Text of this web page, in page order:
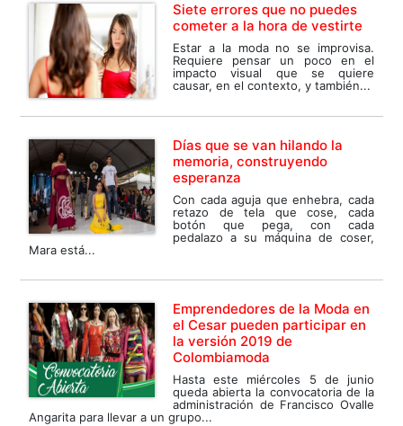
Siete errores que no puedes
cometer a la hora de vestirte
Estar a la moda no se improvisa.
Requiere pensar un poco en el
impacto visual que se quiere
causar, en el contexto, y también...
Días que se van hilando la
memoria, construyendo
esperanza
Con cada aguja que enhebra, cada
retazo de tela que cose, cada
botón que pega, con cada
pedalazo a su máquina de coser,
Mara está...
Emprendedores de la Moda en
el Cesar pueden participar en
la versión 2019 de
Colombiamoda
Hasta este miércoles 5 de junio
queda abierta la convocatoria de la
administración de Francisco Ovalle
Angarita para llevar a un grupo...